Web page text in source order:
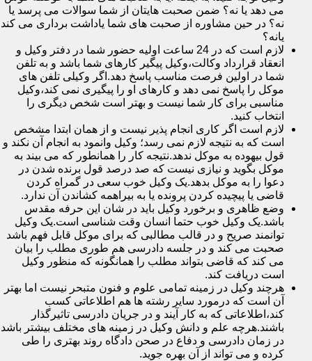
می دهد یا نه؟ ضمن صحبت هایتان از شما سوالات می پرسد یا
نه؟ در حین مشاوره از صحبت های شما یاداشت برداری می کند
یانه؟
لازم است که در 24 ساعت اولیه حضور شما در دفتر وکیل و
انعقاد قرارداد وکالت،وکیل پیگیر کارهای شما باشد و به تلفن
شما در اولین فرصت مناسب پاسخ دهد.اگر وکیلی تلفن های
موکل را پاسخ نمی دهد و کارهای او را پیگیری نمی کند،وکیل
مناسبی برای کار شما نیست و بهتر است شخص دیگری را
انتخاب کنید.
لازم است اگر کاری انجام پذیر نیست و از همان ابتدا مشخص
است که به نتیجه لازم نمی رسد؛ وکیل وانمود به انجام آن نکند و
قول بیهوده به موکل ندهد.نتیجه کار را همانطور که می بیند به
موکل بگوید و نیازی نیست که صد درصد قول برنده شدن در
دعوا را به موکل بدهد.یک وکیل خوب سعی در گمراه کردن
قاضی یا پیچیده کردن پرونده یا به بیراهمه کشاندن آن ندارد.
وضع ظاهری و برخورد وکیل باید در شان این حرفه مقدس
باشد.یک وکیل خوب حتما انسان وقت شناسی است.یک وکیل
توانمند صریح و در قالب مطالبی که برای موکل قابل فهم باشد
صحبت می کند و در جلسه دادرسی هم طوری مطلب را بیان
می کند که قاضی بتواند مطلب را همانگونه که منظور وکیل
است دریافت کند.
هرچند وکیل در زمینه تمامی علوم و فنون متبحر نیست اما بهتر
آن است که درمورد سایر رشته ها هم اطلاعاتی کسب
کند،اطلاعاتی که به کار آیند و در جریان دادرسی تاثیرگذار
باشند.هرچه علم و دانش وکیل در زمینه های مختلف بیشتر باشد
در زمان دادرسی و دفاع در صحن دادگاه روند بهتری را طی
کرده و می تواند از آن بهره جوید.